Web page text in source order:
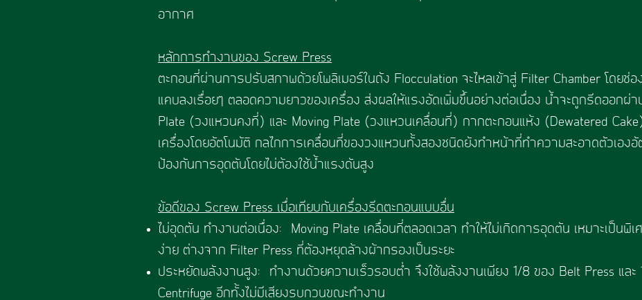
อากาศ
หลักการทำงานของ Screw Press
ตะกอนที่ผ่านการปรับสภาพด้วยโพลิเมอร์ในถัง Flocculation จะไหลเข้าสู่ Filter Chamber โดยช่อ
แคบลงเรื่อยๆ ตลอดความยาวของเครื่อง ส่งผลให้แรงอัดเพิ่มขึ้นอย่างต่อเนื่อง น้ำจะถูกรีดออกผ่า
Plate (วงแหวนคงที่) และ Moving Plate (วงแหวนเคลื่อนที่) กากตะกอนแห้ง (Dewatered
เครื่องโดยอัตโนมัติ กลไกการเคลื่อนที่ของวงแหวนทั้งสองชนิดยังทำหน้าที่ทำความสะอาดตัวเองอั
ป้องกันการอุดตันโดยไม่ต้องใช้น้ำแรงดันสูง
ข้อดีของ Screw Press เมื่อเทียบกับเครื่องรีดตะกอนแบบอื่น
ไม่อุดตัน ทำงานต่อเนื่อง: Moving Plate เคลื่อนที่ตลอดเวลา ทำให้ไม่เกิดการอุดตัน เหมาะเป็นพิ
ง่าย ต่างจาก Filter Press ที่ต้องหยุดล้างผ้ากรองเป็นระยะ
ประหยัดพลังงานสูง: ทำงานด้วยความเร็วรอบต่ำ จึงใช้พลังงานเพียง 1/8 ของ Belt Press และ
Centrifuge อีกทั้งไม่มีเสียงรบกวนขณะทำงาน